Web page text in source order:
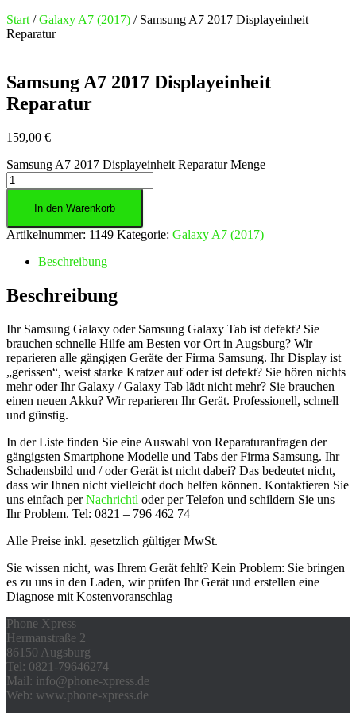
Start /Galaxy A7 (2017) / Samsung A7 2017 Displayeinheit
Reparatur
Samsung A7 2017 Displayeinheit
Reparatur
159,00 €
Samsung A7 2017 Displayeinheit Reparatur Menge
In den Warenkorb
Artikelnummer: 1149 Kategorie: Galaxy A7 (2017)
Beschreibung
Beschreibung
Ihr Samsung Galaxy oder Samsung Galaxy Tab ist defekt? Sie
brauchen schnelle Hilfe am Besten vor Ort in Augsburg? Wir
reparieren alle gängigen Geräte der Firma Samsung. Ihr Display ist
„gerissen“, weist starke Kratzer auf oder ist defekt? Sie hören nichts
mehr oder Ihr Galaxy / Galaxy Tab lädt nicht mehr? Sie brauchen
einen neuen Akku? Wir reparieren Ihr Gerät. Professionell, schnell
und günstig.
In der Liste finden Sie eine Auswahl von Reparaturanfragen der
gängigsten Smartphone Modelle und Tabs der Firma Samsung. Ihr
Schadensbild und / oder Gerät ist nicht dabei? Das bedeutet nicht,
dass wir Ihnen nicht vielleicht doch helfen können. Kontaktieren Sie
uns einfach perNachrichtl oder per Telefon und schildern Sie uns
Ihr Problem. Tel: 0821 – 796 462 74
Alle Preise inkl. gesetzlich gültiger MwSt.
Sie wissen nicht, was Ihrem Gerät fehlt? Kein Problem: Sie bringen
es zu uns in den Laden, wir prüfen Ihr Gerät und erstellen eine
Diagnose mit Kostenvoranschlag
Phone Xpress
Hermanstraße 2
86150 Augsburg
Tel: 0821-79646274
Mail: info@phone-xpress.de
Web: www.phone-xpress.de